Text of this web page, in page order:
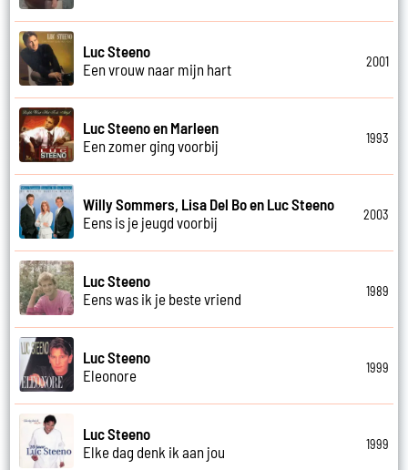
Luc Steeno
Een vrouw naar mijn hart
2001
Luc Steeno en Marleen
Een zomer ging voorbij
1993
Willy Sommers, Lisa Del Bo en Luc Steeno
Eens is je jeugd voorbij
2003
Luc Steeno
Eens was ik je beste vriend
1989
Luc Steeno
Eleonore
1999
Luc Steeno
Elke dag denk ik aan jou
1999